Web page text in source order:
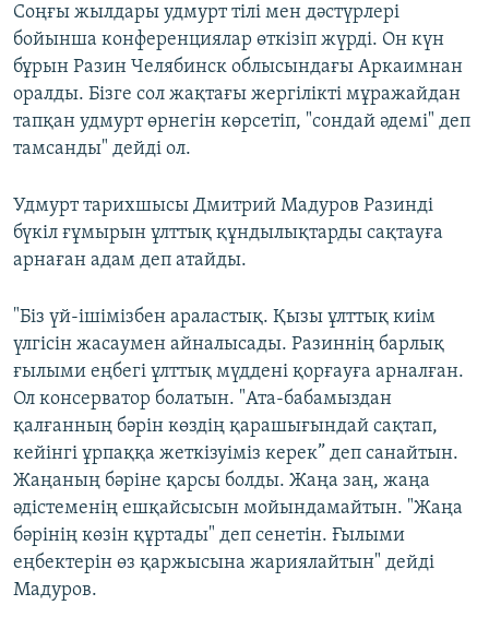
Соңғы жылдары удмурт тілі мен дәстүрлері
бойынша конференциялар өткізіп жүрді. Он күн
бұрын Разин Челябинск облысындағы Аркаимнан
оралды. Бізге сол жақтағы жергілікті мұражайдан
тапқан удмурт өрнегін көрсетіп, "сондай әдемі" деп
тамсанды" дейді ол.
Удмурт тарихшысы Дмитрий Мадуров Разинді
бүкіл ғұмырын ұлттық құндылықтарды сақтауға
арнаған адам деп атайды.
"Біз үй-ішімізбен араластық. Қызы ұлттық киім
үлгісін жасаумен айналысады. Разиннің барлық
ғылыми еңбегі ұлттық мүддені қорғауға арналған.
Ол консерватор болатын. "Ата-бабамыздан
қалғанның бәрін көздің қарашығындай сақтап,
кейінгі ұрпаққа жеткізуіміз керек” деп санайтын.
Жаңаның бәріне қарсы болды. Жаңа заң, жаңа
әдістеменің ешқайсысын мойындамайтын. "Жаңа
бәрінің көзін құртады" деп сенетін. Ғылыми
еңбектерін өз қаржысына жариялайтын" дейді
Мадуров.